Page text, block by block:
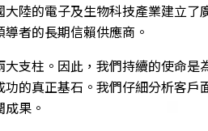
陸的電子及生物科技產業建立
者的長期信賴供應商。
支柱。因此，我們持續的使命
的真正基石。我們仔細分析客戶
果。